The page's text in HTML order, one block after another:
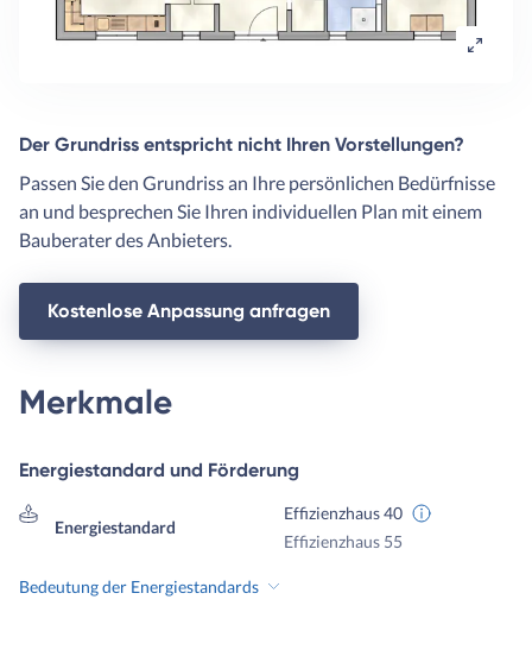
Der Grundriss entspricht nicht Ihren Vorstellungen?
Passen Sie den Grundriss an Ihre persönlichen Bedürfnisse
an und besprechen Sie Ihren individuellen Plan mit einem
Bauberater des Anbieters.
Kostenlose Anpassung anfragen
Merkmale
Energiestandard und Förderung
Energiestandard
Effizienzhaus 40
Effizienzhaus 55
Bedeutung der Energiestandards